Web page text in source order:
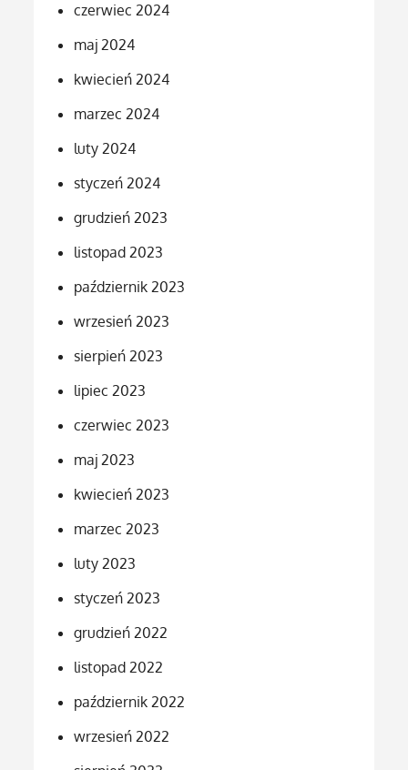
czerwiec 2024
maj 2024
kwiecień 2024
marzec 2024
luty 2024
styczeń 2024
grudzień 2023
listopad 2023
październik 2023
wrzesień 2023
sierpień 2023
lipiec 2023
czerwiec 2023
maj 2023
kwiecień 2023
marzec 2023
luty 2023
styczeń 2023
grudzień 2022
listopad 2022
październik 2022
wrzesień 2022